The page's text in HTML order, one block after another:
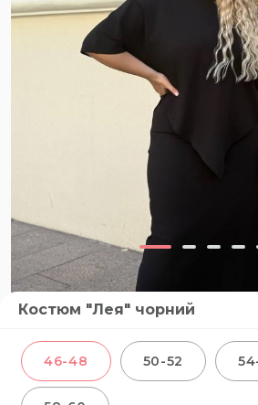
Костюм "Лея" чорний
46-48 50-52